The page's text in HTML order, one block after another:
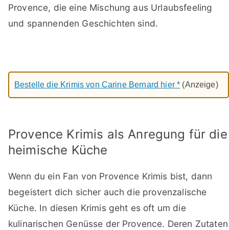
Provence, die eine Mischung aus Urlaubsfeeling
und spannenden Geschichten sind.
Bestelle die Krimis von Carine Bernard hier * (Anzeige)
Provence Krimis als Anregung für die
heimische Küche
Wenn du ein Fan von Provence Krimis bist, dann
begeistert dich sicher auch die provenzalische
Küche. In diesen Krimis geht es oft um die
kulinarischen Genüsse der Provence. Deren Zutaten